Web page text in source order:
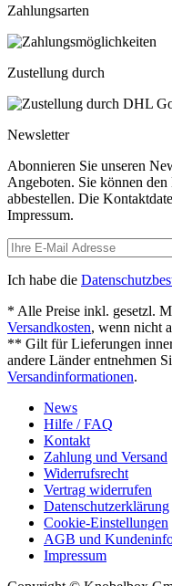
Zahlungsarten
Zustellung durch
Newsletter
Abonnieren Sie unseren
Angeboten. Sie können
abbestellen. Die
Impressum.
Ich habe die
* Alle Preise inkl. gesetzl.
Versandkosten, wenn nicht
** Gilt für Lieferungen
andere Länder entnehmen
Versandinformationen.
News
Hilfe / FAQ
Kontakt
Zahlung und Versand
Widerrufsrecht
Vertrag widerrufen
Datenschutzerklärung
Cookie-Einstellungen
AGB und
Impressum